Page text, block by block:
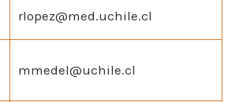
rlopez@med.uchile.cl
mmedel@uchile.cl